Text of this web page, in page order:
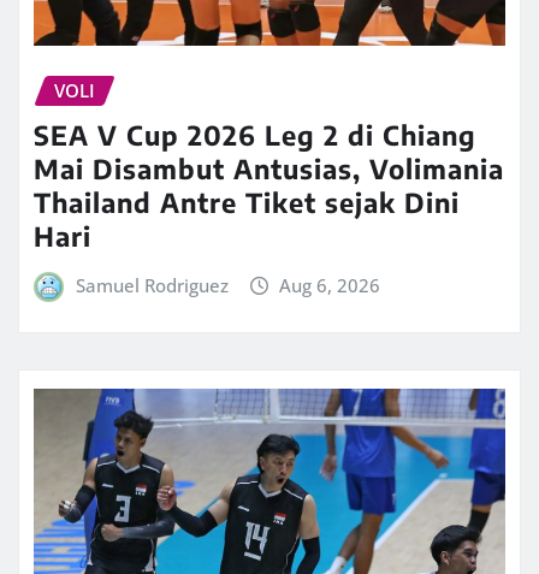
VOLI
SEA V Cup 2026 Leg 2 di Chiang
Mai Disambut Antusias, Volimania
Thailand Antre Tiket sejak Dini
Hari
Samuel Rodriguez Aug 6, 2026